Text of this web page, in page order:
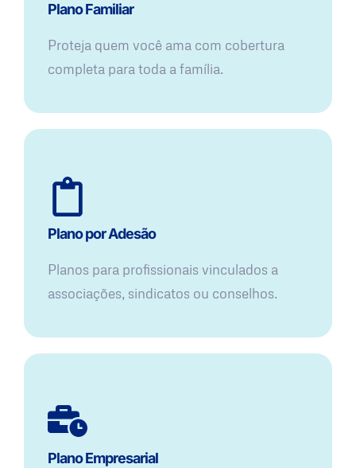
Plano Familiar
Proteja quem você ama com cobertura
completa para toda a família.
Plano por Adesão
Planos para profissionais vinculados a
associações, sindicatos ou conselhos.
Plano Empresarial